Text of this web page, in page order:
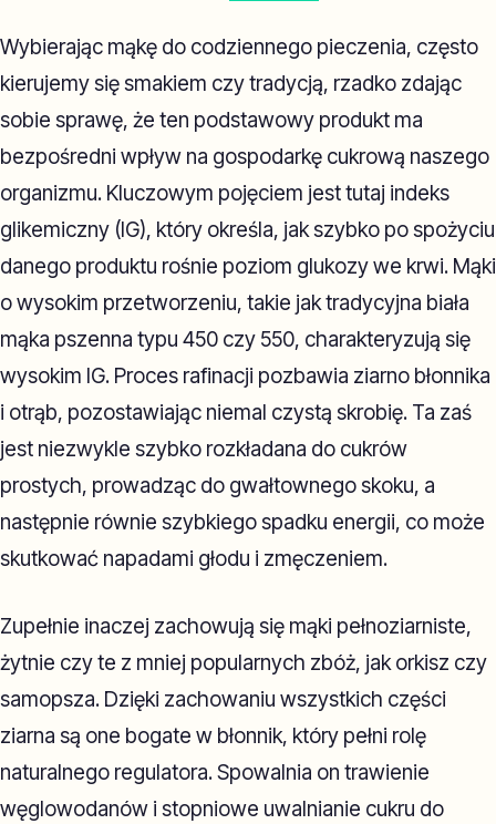
Wybierając mąkę do codziennego pieczenia, często
kierujemy się smakiem czy tradycją, rzadko zdając
sobie sprawę, że ten podstawowy produkt ma
bezpośredni wpływ na gospodarkę cukrową naszego
organizmu. Kluczowym pojęciem jest tutaj indeks
glikemiczny (IG), który określa, jak szybko po spożyciu
danego produktu rośnie poziom glukozy we krwi. Mąki
o wysokim przetworzeniu, takie jak tradycyjna biała
mąka pszenna typu 450 czy 550, charakteryzują się
wysokim IG. Proces rafinacji pozbawia ziarno błonnika
i otrąb, pozostawiając niemal czystą skrobię. Ta zaś
jest niezwykle szybko rozkładana do cukrów
prostych, prowadząc do gwałtownego skoku, a
następnie równie szybkiego spadku energii, co może
skutkować napadami głodu i zmęczeniem.
Zupełnie inaczej zachowują się mąki pełnoziarniste,
żytnie czy te z mniej popularnych zbóż, jak orkisz czy
samopsza. Dzięki zachowaniu wszystkich części
ziarna są one bogate w błonnik, który pełni rolę
naturalnego regulatora. Spowalnia on trawienie
węglowodanów i stopniowe uwalnianie cukru do